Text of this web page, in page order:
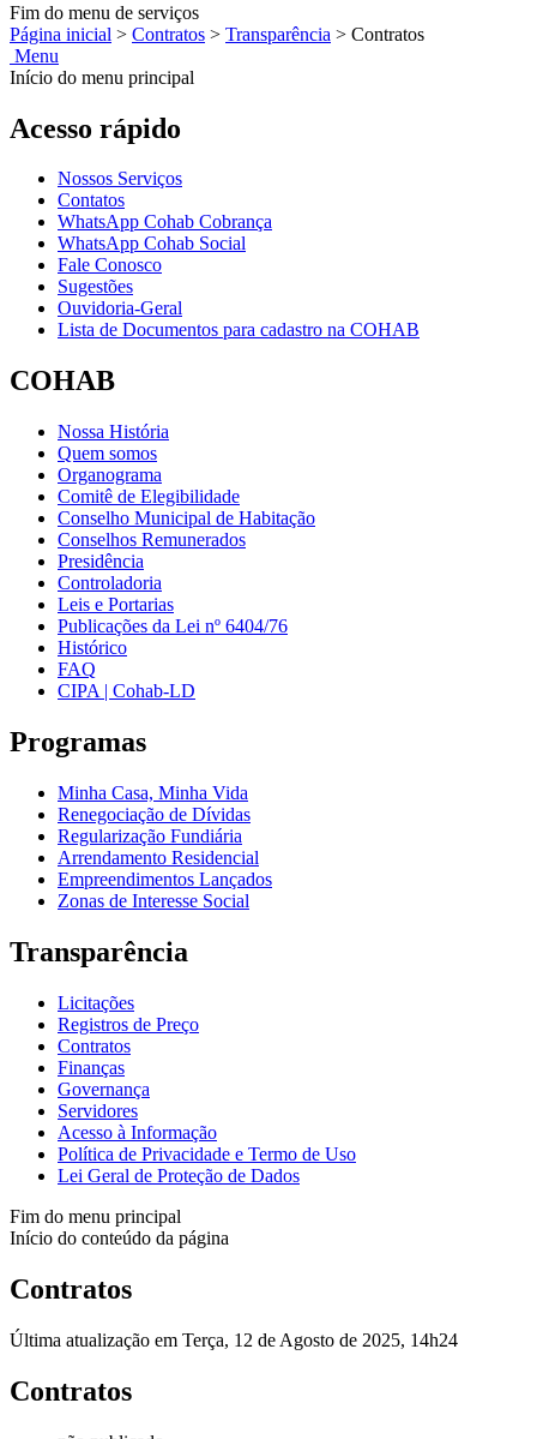
Fim do menu de serviços
Página inicial > Contratos > Transparência > Contratos
Menu
Início do menu principal
Acesso rápido
Nossos Serviços
Contatos
WhatsApp Cohab Cobrança
WhatsApp Cohab Social
Fale Conosco
Sugestões
Ouvidoria-Geral
Lista de Documentos para cadastro na COHAB
COHAB
Nossa História
Quem somos
Organograma
Comitê de Elegibilidade
Conselho Municipal de Habitação
Conselhos Remunerados
Presidência
Controladoria
Leis e Portarias
Publicações da Lei nº 6404/76
Histórico
FAQ
CIPA | Cohab-LD
Programas
Minha Casa, Minha Vida
Renegociação de Dívidas
Regularização Fundiária
Arrendamento Residencial
Empreendimentos Lançados
Zonas de Interesse Social
Transparência
Licitações
Registros de Preço
Contratos
Finanças
Governança
Servidores
Acesso à Informação
Política de Privacidade e Termo de Uso
Lei Geral de Proteção de Dados
Fim do menu principal
Início do conteúdo da página
Contratos
Última atualização em Terça, 12 de Agosto de 2025, 14h24
Contratos